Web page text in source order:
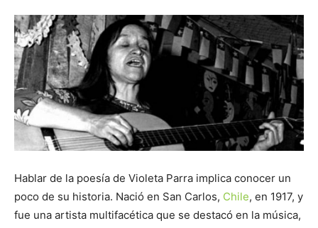
Hablar de la poesía de Violeta Parra implica conocer un
poco de su historia. Nació en San Carlos, Chile, en 1917, y
fue una artista multifacética que se destacó en la música,